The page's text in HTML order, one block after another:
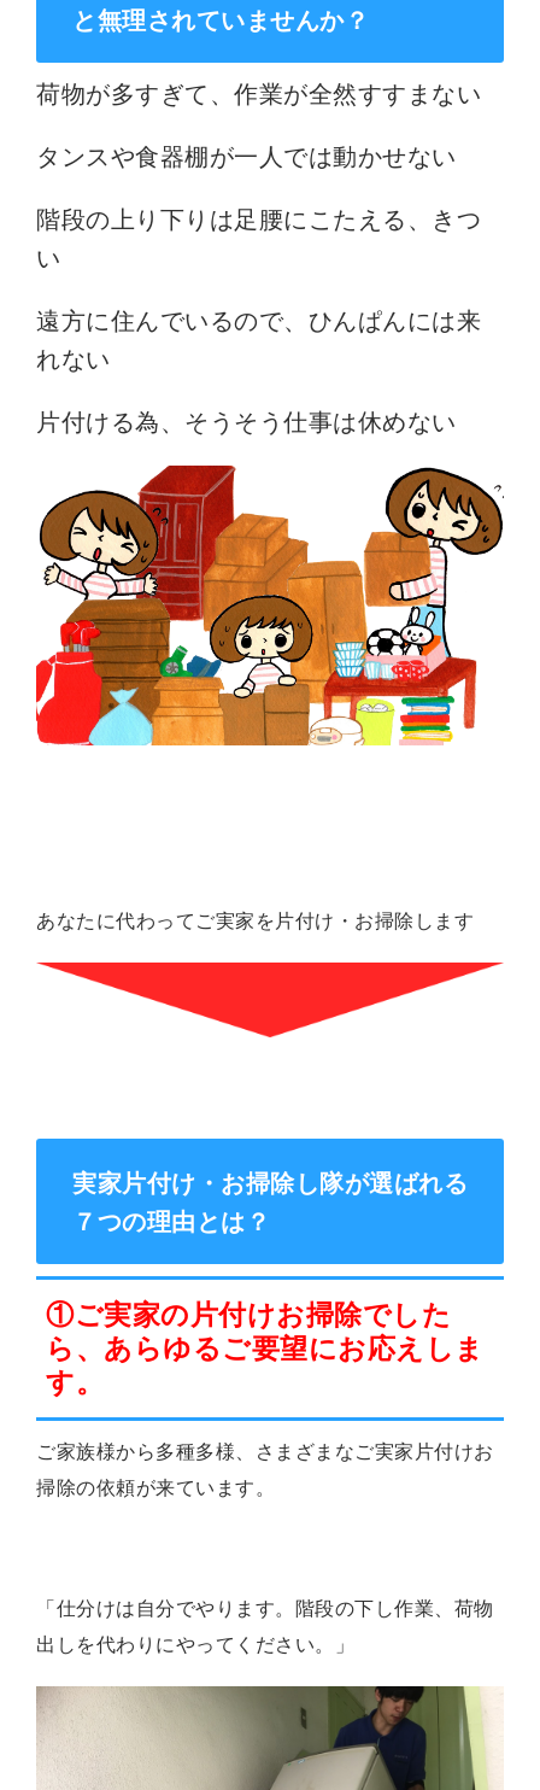
と無理されていませんか？
荷物が多すぎて、作業が全然すすまない
タンスや食器棚が一人では動かせない
階段の上り下りは足腰にこたえる、きつ
い
遠方に住んでいるので、ひんぱんには来
れない
片付ける為、そうそう仕事は休めない
あなたに代わってご実家を片付け・お掃除します
実家片付け・お掃除し隊が選ばれる
７つの理由とは？
①ご実家の片付けお掃除でした
ら、あらゆるご要望にお応えしま
す。
ご家族様から多種多様、さまざまなご実家片付けお
掃除の依頼が来ています。
「仕分けは自分でやります。階段の下し作業、荷物
出しを代わりにやってください。」